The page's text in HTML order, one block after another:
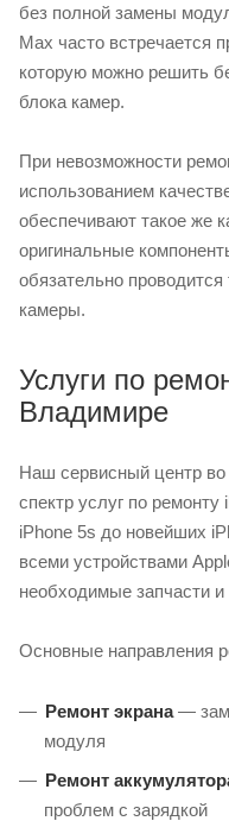
без полной замены
Max часто встречается
которую можно решить
блока камер.
При невозможности
использованием
обеспечивают такое же
оригинальные
обязательно
камеры.
Услуги по
Владимире
Наш сервисный центр
спектр услуг по
iPhone 5s до новейших
всеми устройствами
необходимые запчасти
Основные направления
Ремонт экрана—
модуля
Ремонт
проблем с зарядкой